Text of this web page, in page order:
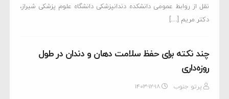
نقل از روابط عمومی دانشکده دندانپزشکی دانشگاه علوم پزشکی شیراز،
دکتر مریم […]
چند نکته برای حفظ سلامت دهان و دندان در طول
روزه‌داری
پرتو جنوب ۱۴۰۳-۱۲-۱۸